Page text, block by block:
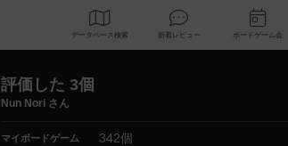
データベース 検索 新着レビュー
評価した 3個
Nun Nori さん
マイボードゲーム 342個